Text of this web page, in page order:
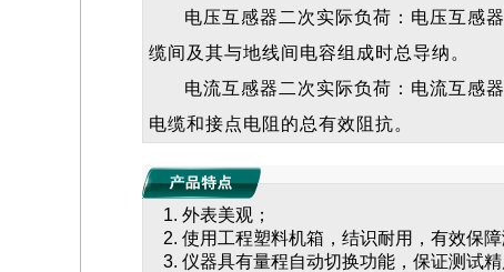
电压互感器二次实际负荷：电压互感
缆间及其与地线间电容组成时总导纳。
电流互感器二次实际负荷：电流互感
电缆和接点电阻的总有效阻抗。
外表美观；
使用工程塑料机箱，结识耐用，有效保障
仪器具有量程自动切换功能，保证测试精